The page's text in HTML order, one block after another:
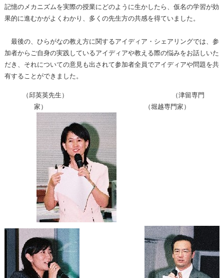
記憶のメカニズムを実際の授業にどのように生かしたら、仮名の学習が効
果的に進むかがよくわかり、多くの先生方の共感を得ていました。
最後の、ひらがなの教え方に関するアイディア・シェアリングでは、参
加者からご自身の実践しているアイディアや教える際の悩みをお話しいた
だき、それについての意見も出されて参加者全員でアイディアや問題を共
有することができました。
（邱英英先生） （津留専門
家） （堀越専門家）